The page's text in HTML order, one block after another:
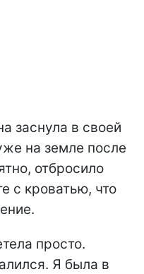
заснула в своей
на земле после
отбросило
с кроватью, что
просто.
Я была в